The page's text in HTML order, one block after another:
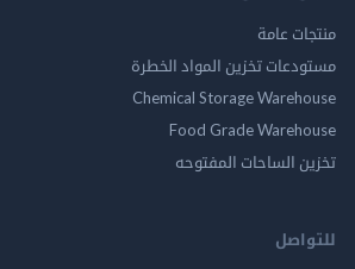
منتجات عامة
مستودعات تخزين المواد الخطرة
Chemical Storage Warehouse
Food Grade Warehouse
تخزين الساحات المفتوحه
للتواصل